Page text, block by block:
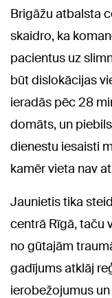
Brigāžu atbalsta
skaidro, ka
pacientus uz
būt dislokācijas
ieradās pēc 28
domāts, un
dienestu iesaisti
kamēr vieta nav
Jaunietis tika
centrā Rīgā, taču
no gūtajām
gadījums atklāj
ierobežojumus